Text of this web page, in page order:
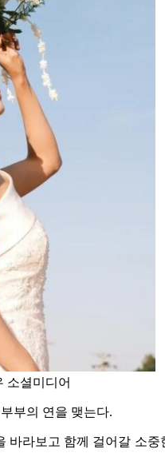
소셜미디어
부의 연을 맺는다.
바라보고 함께 걸어갈 소